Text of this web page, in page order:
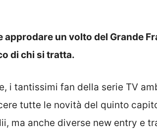
approdare un volto del Grande
di chi si tratta.
i tantissimi fan della serie TV
tutte le novità del quinto
ma anche diverse new entry e